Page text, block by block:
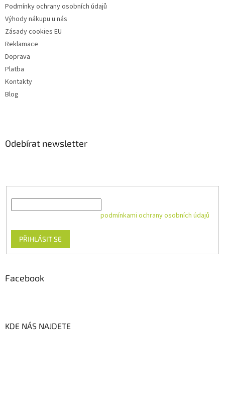
Podmínky ochrany osobních údajů
Výhody nákupu u nás
Zásady cookies EU
Reklamace
Doprava
Platba
Kontakty
Blog
Odebírat newsletter
podmínkami ochrany osobních údajů
PŘIHLÁSIT SE
Facebook
KDE NÁS NAJDETE